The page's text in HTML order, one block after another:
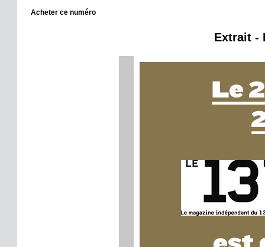
Acheter ce numéro
Extrait -